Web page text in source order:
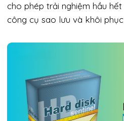
cho phép trải nghiệm hầu
công cụ sao lưu và khôi